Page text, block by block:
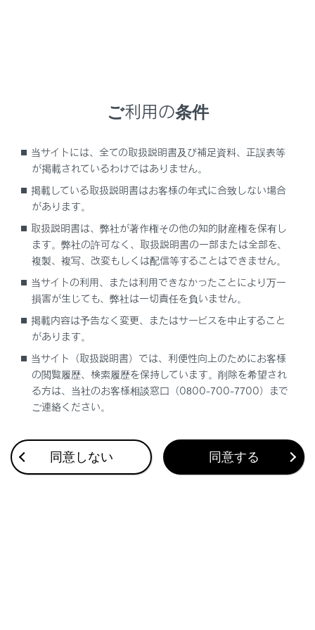
登録がありません
ブックマーク
個人情報の取扱いについて
サイト利用について
©2005-2023 LEXUS
ご利用の条件
当サイトには、全ての取扱説明書及び補足資料、正誤表等
が掲載されているわけではありません。
掲載している取扱説明書はお客様の年式に合致しない場合
があります。
取扱説明書は、弊社が著作権その他の知的財産権を保有し
ます。弊社の許可なく、取扱説明書の一部または全部を、
複製、複写、改変もしくは配信等することはできません。
当サイトの利用、または利用できなかったことにより万一
損害が生じても、弊社は一切責任を負いません。
掲載内容は予告なく変更、またはサービスを中止すること
があります。
当サイト（取扱説明書）では、利便性向上のためにお客様
の閲覧履歴、検索履歴を保持しています。削除を希望され
る方は、当社のお客様相談窓口（0800-700-7700）まで
ご連絡ください。
同意しない 同意する